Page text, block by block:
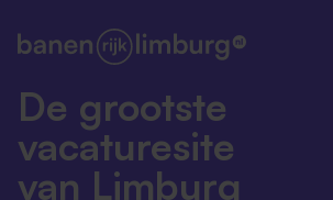
De grootste
vacaturesite
van Limburg